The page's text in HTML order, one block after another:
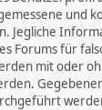
und
Jegliche
Forums für
mit oder